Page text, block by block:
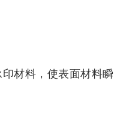
材料，使表面材料